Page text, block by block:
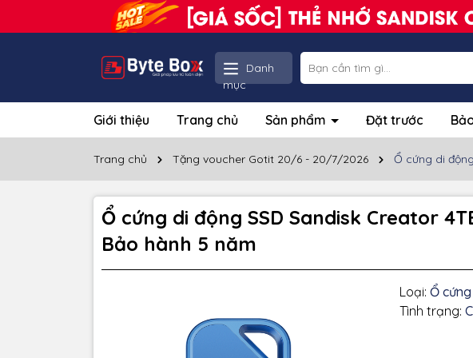
Danh
mục
Giới thiệu Trang chủ Sản phẩm Đặt trước
Trang chủ Tặng voucher Gotit 20/6 - 20/7/2026 Ổ cứng di
Ổ cứng di động SSD Sandisk Creator
Bảo hành 5 năm
Loại: Ổ
Tình trạng: